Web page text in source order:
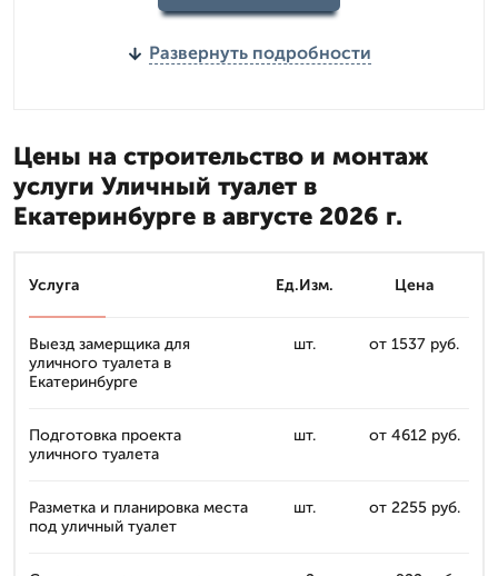
Развернуть подробности
Цены на строительство и монтаж
услуги Уличный туалет в
Екатеринбурге в августе 2026 г.
Услуга Ед.Изм. Цена
Выезд замерщика для
уличного туалета в
Екатеринбурге
шт. от 1537 руб.
Подготовка проекта
уличного туалета
шт. от 4612 руб.
Разметка и планировка места
под уличный туалет
шт. от 2255 руб.